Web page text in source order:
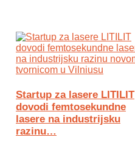
Startup za lasere LITILIT
dovodi femtosekundne
lasere na industrijsku
razinu…